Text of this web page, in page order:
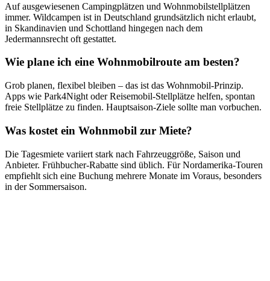
Auf ausgewiesenen Campingplätzen und Wohnmobilstellplätzen
immer. Wildcampen ist in Deutschland grundsätzlich nicht erlaubt,
in Skandinavien und Schottland hingegen nach dem
Jedermannsrecht oft gestattet.
Wie plane ich eine Wohnmobilroute am besten?
Grob planen, flexibel bleiben – das ist das Wohnmobil-Prinzip.
Apps wie Park4Night oder Reisemobil-Stellplätze helfen, spontan
freie Stellplätze zu finden. Hauptsaison-Ziele sollte man vorbuchen.
Was kostet ein Wohnmobil zur Miete?
Die Tagesmiete variiert stark nach Fahrzeuggröße, Saison und
Anbieter. Frühbucher-Rabatte sind üblich. Für Nordamerika-Touren
empfiehlt sich eine Buchung mehrere Monate im Voraus, besonders
in der Sommersaison.